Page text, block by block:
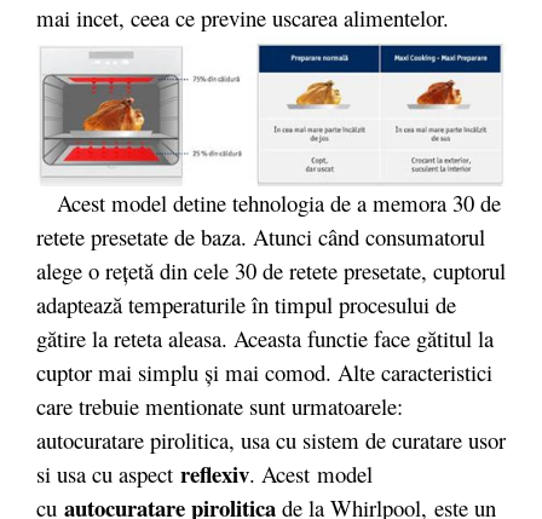
mai incet, ceea ce previne uscarea alimentelor.
Acest model detine tehnologia de a memora 30 de
retete presetate de baza. Atunci când consumatorul
alege o reţetă din cele 30 de retete presetate, cuptorul
adaptează temperaturile în timpul procesului de
gătire la reteta aleasa. Aceasta functie face gătitul la
cuptor mai simplu şi mai comod. Alte caracteristici
care trebuie mentionate sunt urmatoarele:
autocuratare pirolitica, usa cu sistem de curatare usor
si usa cu aspect reflexiv. Acest model
cu autocuratare pirolitica de la Whirlpool, este un